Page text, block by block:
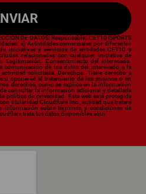
DE DATOS. Responsable: CET10 (SPORTS
a) Actividades comerciales por diferentes
iniciativas y servicios de entidades CET10 y
relacionadas con cualquier iniciativa de
Legitimación: Consentimiento del interesado.
comunicación de los datos del interesado a la
solicitada. Derechos: Tiene derecho a
u oponerse al tratamiento de los mismos o en
derechos, como se explica en la información
consultar la información adicional y detallada
política de privacidad. Esta web está protegida
titularidad Cloudflare Inc., entidad que tratará
información sobre términos y condiciones de
trata tus datos disponiblesaquí.